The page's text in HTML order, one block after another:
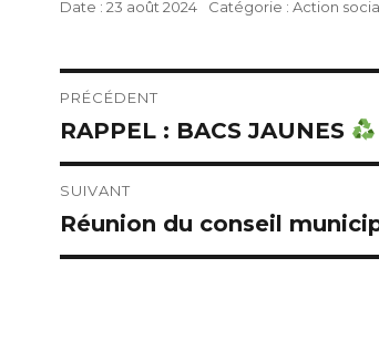
Publié
23 août 2024 Catégories
Action
Navigation
de
l’article
PRÉCÉDENT
Publication
précédente :
RAPPEL : BACS JAUNES
SUIVANT
Publication
suivante :
Réunion du conseil